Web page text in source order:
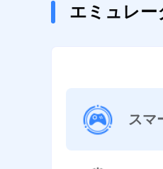
エミュレー
スマ